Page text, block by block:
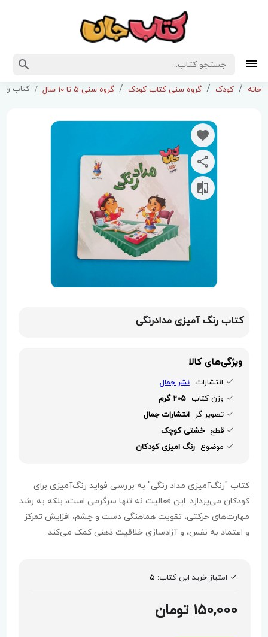
خانه کودک گروه سنی کتاب کودک گروه سنی 5 تا 10 سال کتاب
کتاب رنگ آمیزی مدادرنگی
ویژگی‌های کالا
انتشارات نشر جمال
وزن کتاب 205 گرم
تصویر گر انتشارات جمال
قطع خشتی کوچک
موضوع رنگ امیزی کودکان
کتاب "رنگ‌آمیزی مداد رنگی" به بررسی فواید رنگ‌آمیزی برای
کودکان می‌پردازد. این فعالیت نه تنها سرگرمی است، بلکه به رشد
مهارت‌های حرکتی، تقویت هماهنگی دست و چشم، افزایش تمرکز
و اعتماد به نفس، و آزادسازی خلاقیت ذهنی کمک می‌کند.
امتیاز خرید این کتاب: 5
150,000 تومان